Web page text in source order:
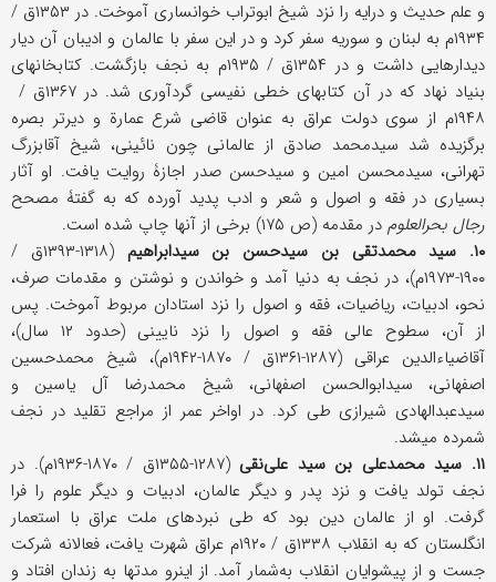
و علم حدیث و درایه را نزد شیخ ابوتراب خوانساری آموخت. در ۱۳۵۳ق /
۱۹۳۴م به لبنان و سوریه سفر کرد و در این سفر با عالمان و ادیبان آن دیار
دیدارهایی داشت و در ۱۳۵۴ق / ۱۹۳۵م به نجف بازگشت. کتابخانه‎ای
بنیاد نهاد که در آن کتابهای خطی نفیسی گردآوری شد. در ۱۳۶۷ق /
۱۹۴۸م از سوی دولت عراق به عنوان قاضی شرع عمارة و دیرتر بصره
برگزیده شد سیدمحمد صادق از عالمانی چون نائینی، شیخ آقابزرگ
تهرانی، سیدمحسن امین و سیدحسن صدر اجازۀ روایت یافت. او آثار
بسیاری در فقه و اصول و شعر و ادب پدید آورده که به گفتۀ مصحح
رجال بحرالعلوم در مقدمه (ص ۱۷۵) برخی از آنها چاپ شده است.
۱۰. سید محمدتقی بن سیدحسن بن سیدابراهیم
(۱۳۱۸-۱۳۹۳ق /
۱۹۰۰-۱۹۷۳م)، در نجف به دنیا آمد و خواندن و نوشتن و مقدمات صرف،
نحو، ادبیات، ریاضیات، فقه و اصول را نزد استادان مربوط آموخت. پس
از آن، سطوح عالی فقه و اصول را نزد نایینی (حدود ۱۲ سال)،
آقاضیاءالدین عراقی (۱۲۸۷-۱۳۶۱ق / ۱۸۷۰-۱۹۴۲م)، شیخ محمدحسین
اصفهانی، سیدابوالحسن اصفهانی، شیخ محمدرضا آل یاسین و
سیدعبدالهادی شیرازی طی کرد. در اواخر عمر از مراجع تقلید در نجف
شمرده می‎شد.
۱۱. سید محمدعلی بن سید علی‌نقی
(۱۲۸۷-۱۳۵۵ق / ۱۸۷۰-۱۹۳۶م). در
نجف تولد یافت و نزد پدر و دیگر عالمان، ادبیات و دیگر علوم را فرا
گرفت. او از عالمان دین بود که طی نبردهای ملت عراق با استعمار
انگلستان که به انقلاب ۱۳۳۸ق / ۱۹۲۰م عراق شهرت یافت، فعالانه شرکت
جست و از پیشوایان انقلاب به‌شمار آمد. از این‎رو مدتها به زندان افتاد و